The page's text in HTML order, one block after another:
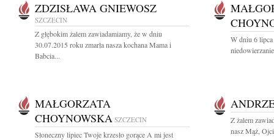
ZDZISŁAWA GNIEWOSZ
SZCZECIN
Z głębokim żalem zawiadamiamy, że w dniu
30.07.2015 roku zmarła nasza kochana Mama i
Babcia...
W dniu 6
MAŁGORZATA
CHOYNOWSKA SZCZECIN
Słoneczny lipiec Twoje krzesło gorące A mi jest
Z żalem
nasz Mąż,